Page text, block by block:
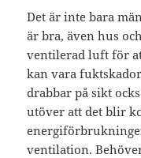
Det är inte bara
är bra, även hus
ventilerad luft för
kan vara
drabbar på sikt
utöver att det blir
ventilation.